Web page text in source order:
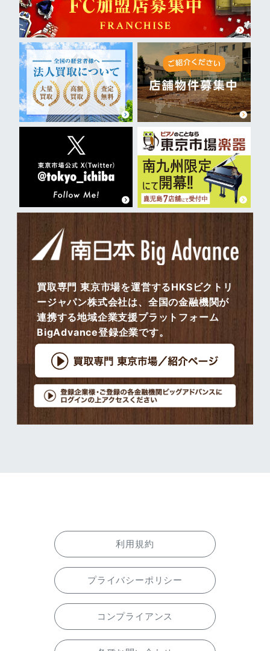
買取専門 東京市場を運営するHKSビクトリ
ージャパン株式会社は、全国の金融機関が
連携する地域企業支援プラットフォーム
BigAdvance登録企業です。
利用規約
プライバシーポリシー
コンプライアンス